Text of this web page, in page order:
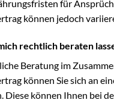
für
können jedoch
rechtlich beraten
Beratung im
können Sie sich an
Diese können Ihnen bei